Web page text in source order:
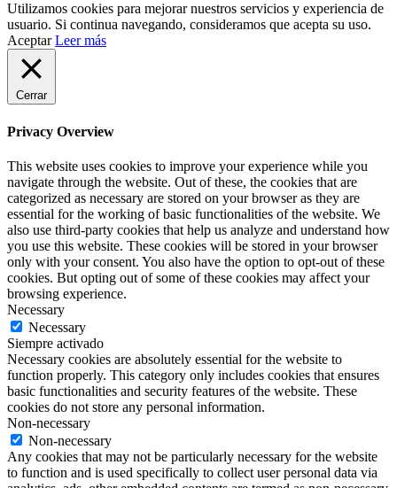
Utilizamos cookies para mejorar nuestros servicios y experiencia de
usuario. Si continua navegando, consideramos que acepta su uso.
Aceptar Leer más
Cerrar
Privacy Overview
This website uses cookies to improve your experience while you
navigate through the website. Out of these, the cookies that are
categorized as necessary are stored on your browser as they are
essential for the working of basic functionalities of the website. We
also use third-party cookies that help us analyze and understand how
you use this website. These cookies will be stored in your browser
only with your consent. You also have the option to opt-out of these
cookies. But opting out of some of these cookies may affect your
browsing experience.
Necessary
Necessary
Siempre activado
Necessary cookies are absolutely essential for the website to
function properly. This category only includes cookies that ensures
basic functionalities and security features of the website. These
cookies do not store any personal information.
Non-necessary
Non-necessary
Any cookies that may not be particularly necessary for the website
to function and is used specifically to collect user personal data via